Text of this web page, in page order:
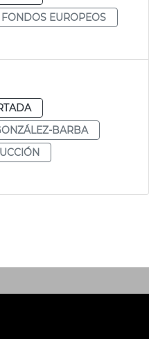
FONDOS EUROPEOS
BARBA